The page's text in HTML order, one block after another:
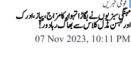
قومی خبریں
مہنگی سبزیوں نے بگاڑا تہوار کا مزاج، پیاز، ادرک
اور لہسن مڈل کلاس سے بھاگ رہا دور!
07 Nov 2023, 10:11 PM